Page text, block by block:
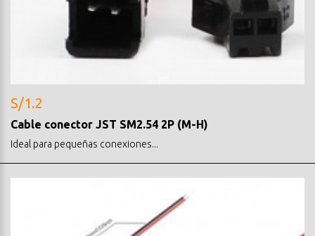
S/1.2
Cable conector JST SM2.54 2P (M-H)
Ideal para pequeñas conexiones...